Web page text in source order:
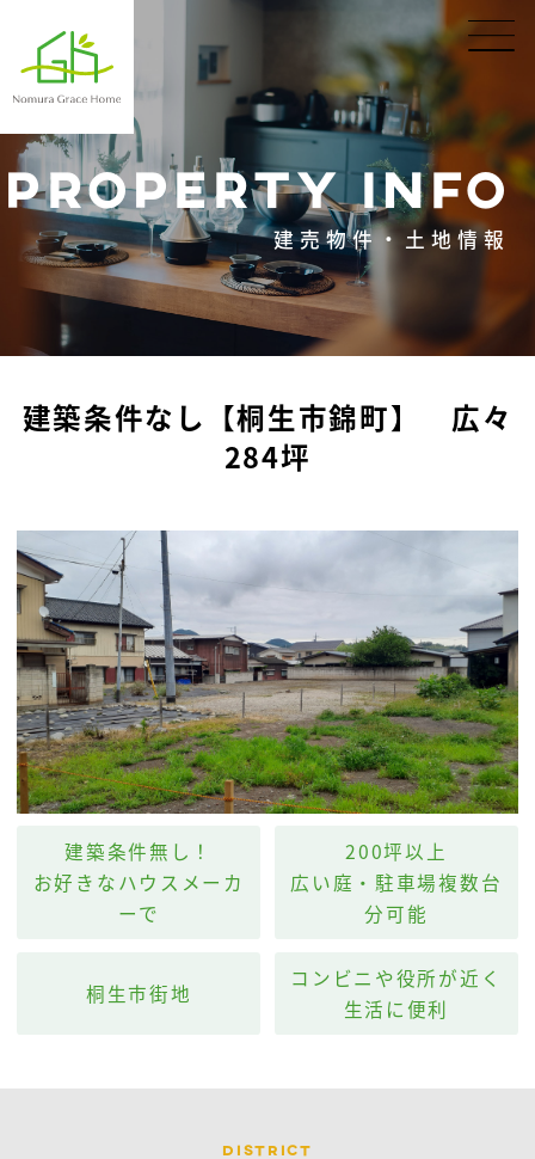
PROPERTY INFO
建売物件・土地情報
建築条件なし【桐生市錦町】 広々
284坪
建築条件無し！
お好きなハウスメーカ
ーで
200坪以上
広い庭・駐車場複数台
分可能
桐生市街地
コンビニや役所が近く
生活に便利
district